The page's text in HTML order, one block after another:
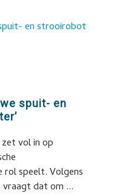
spuit- en
vol in op
rol speelt. Volgens
vraagt dat om ...